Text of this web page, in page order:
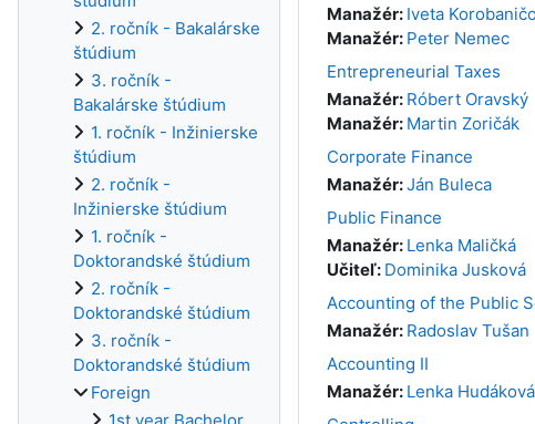
Manažér: Iveta
Manažér: Peter Nemec
Entrepreneurial Taxes
Manažér: Róbert Oravský
Manažér: Martin Zoričák
Corporate Finance
Manažér:Ján Buleca
Public Finance
Manažér: Lenka Maličká
Učiteľ: Dominika Jusková
Accounting of the Public
Manažér: Radoslav Tušan
Accounting II
Manažér: Lenka
2. ročník - Bakalárske
štúdium
3. ročník -
Bakalárske štúdium
1. ročník - Inžinierske
štúdium
2. ročník -
Inžinierske štúdium
1. ročník -
Doktorandské štúdium
2. ročník -
Doktorandské štúdium
3. ročník -
Doktorandské štúdium
Foreign